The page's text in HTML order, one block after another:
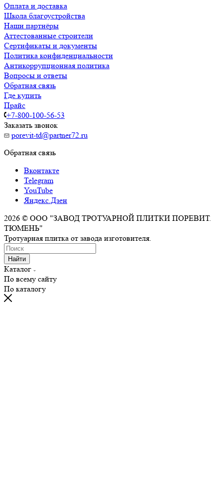
Оплата и доставка
Школа благоустройства
Наши партнёры
Аттестованные строители
Сертификаты и документы
Политика конфиденциальности
Антикоррупционная политика
Вопросы и ответы
Обратная связь
Где купить
Прайс
+7-800-100-56-53
Заказать звонок
porevit-td@partner72.ru
Обратная связь
Вконтакте
Telegram
YouTube
Яндекс.Дзен
2026 © ООО "ЗАВОД ТРОТУАРНОЙ ПЛИТКИ ПОРЕВИТ.
ТЮМЕНЬ"
Тротуарная плитка от завода изготовителя.
Найти
Каталог
По всему сайту
По каталогу